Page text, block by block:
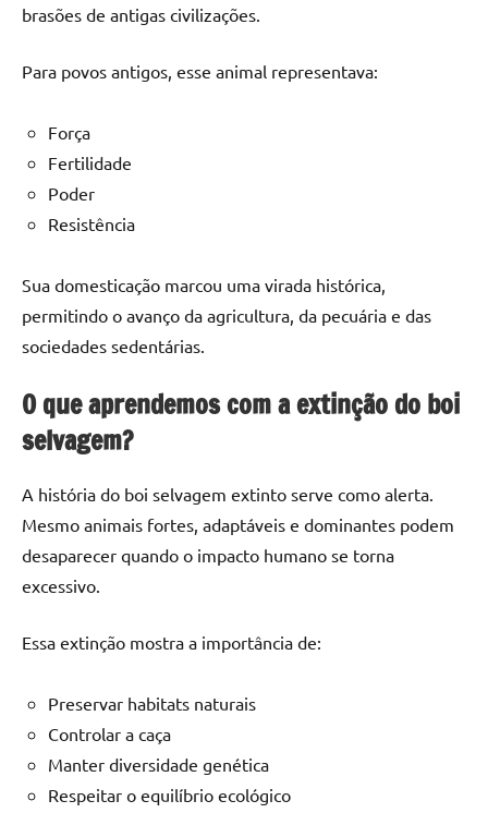
brasões de antigas civilizações.
Para povos antigos, esse animal representava:
Força
Fertilidade
Poder
Resistência
Sua domesticação marcou uma virada histórica,
permitindo o avanço da agricultura, da pecuária e das
sociedades sedentárias.
O que aprendemos com a extinção do boi
selvagem?
A história do boi selvagem extinto serve como alerta.
Mesmo animais fortes, adaptáveis e dominantes podem
desaparecer quando o impacto humano se torna
excessivo.
Essa extinção mostra a importância de:
Preservar habitats naturais
Controlar a caça
Manter diversidade genética
Respeitar o equilíbrio ecológico